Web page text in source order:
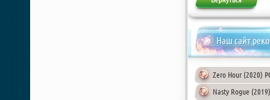
Наш сайт
Zero Hour (2020)
Nasty Rogue